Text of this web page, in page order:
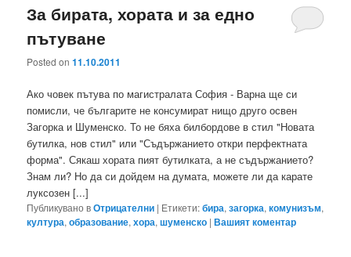
За бирата, хората и за едно
пътуване
Posted on11.10.2011
Ако човек пътува по магистралата София - Варна ще си
помисли, че българите не консумират нищо друго освен
Загорка и Шуменско. То не бяха билбордове в стил "Новата
бутилка, нов стил" или "Съдържанието откри перфектната
форма". Сякаш хората пият бутилката, а не съдържанието?
Знам ли? Но да си дойдем на думата, можете ли да карате
луксозен [...]
Публикувано вОтрицателни | Етикети:бира,загорка,комунизъм,
култура,образование,хора,шуменско |Вашият коментар